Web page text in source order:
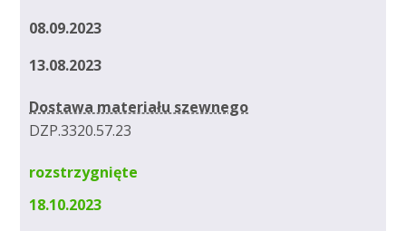
08.09.2023
13.08.2023
Dostawa materiału szewnego
DZP.3320.57.23
rozstrzygnięte
18.10.2023